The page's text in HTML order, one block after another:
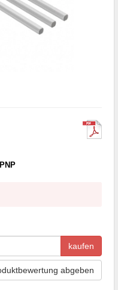
kaufen
abgeben